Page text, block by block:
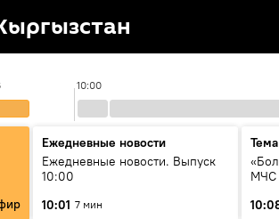
10:00
Ежедневные новости
Ежедневные новости. Выпуск
10:00
10:01 7 мин
МЧС